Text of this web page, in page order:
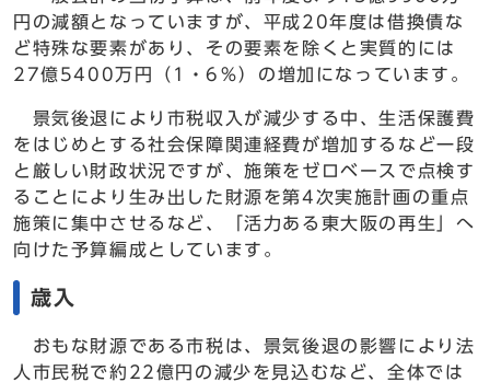
円の減額となっていますが、平成20年度は借換債な
ど特殊な要素があり、その要素を除くと実質的には
27億5400万円（1・6％）の増加になっています。
景気後退により市税収入が減少する中、生活保護費
をはじめとする社会保障関連経費が増加するなど一段
と厳しい財政状況ですが、施策をゼロベースで点検す
ることにより生み出した財源を第4次実施計画の重点
施策に集中させるなど、「活力ある東大阪の再生」へ
向けた予算編成としています。
歳入
おもな財源である市税は、景気後退の影響により法
人市民税で約22億円の減少を見込むなど、全体では